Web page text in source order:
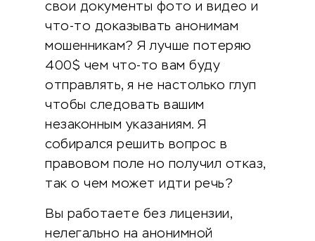
свои документы фото и видео и
что-то доказывать анонимам
мошенникам? Я лучше потеряю
400$ чем что-то вам буду
отправлять, я не настолько глуп
чтобы следовать вашим
незаконным указаниям. Я
собирался решить вопрос в
правовом поле но получил отказ,
так о чем может идти речь?
Вы работаете без лицензии,
нелегально на анонимной